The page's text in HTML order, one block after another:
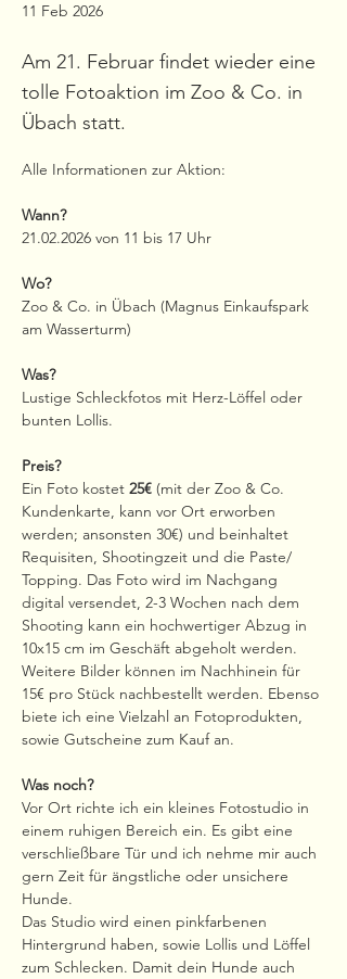
11 Feb 2026
Am 21. Februar findet wieder eine
tolle Fotoaktion im Zoo & Co. in
Übach statt.
Alle Informationen zur Aktion:
Wann?
21.02.2026 von 11 bis 17 Uhr
Wo?
Zoo & Co. in Übach (Magnus Einkaufspark
am Wasserturm)
Was?
Lustige Schleckfotos mit Herz-Löffel oder
bunten Lollis.
Preis?
Ein Foto kostet 25€ (mit der Zoo & Co.
Kundenkarte, kann vor Ort erworben
werden; ansonsten 30€) und beinhaltet
Requisiten, Shootingzeit und die Paste/
Topping. Das Foto wird im Nachgang
digital versendet, 2-3 Wochen nach dem
Shooting kann ein hochwertiger Abzug in
10x15 cm im Geschäft abgeholt werden.
Weitere Bilder können im Nachhinein für
15€ pro Stück nachbestellt werden. Ebenso
biete ich eine Vielzahl an Fotoprodukten,
sowie Gutscheine zum Kauf an.
Was noch?
Vor Ort richte ich ein kleines Fotostudio in
einem ruhigen Bereich ein. Es gibt eine
verschließbare Tür und ich nehme mir auch
gern Zeit für ängstliche oder unsichere
Hunde.
Das Studio wird einen pinkfarbenen
Hintergrund haben, sowie Lollis und Löffel
zum Schlecken. Damit dein Hunde auch